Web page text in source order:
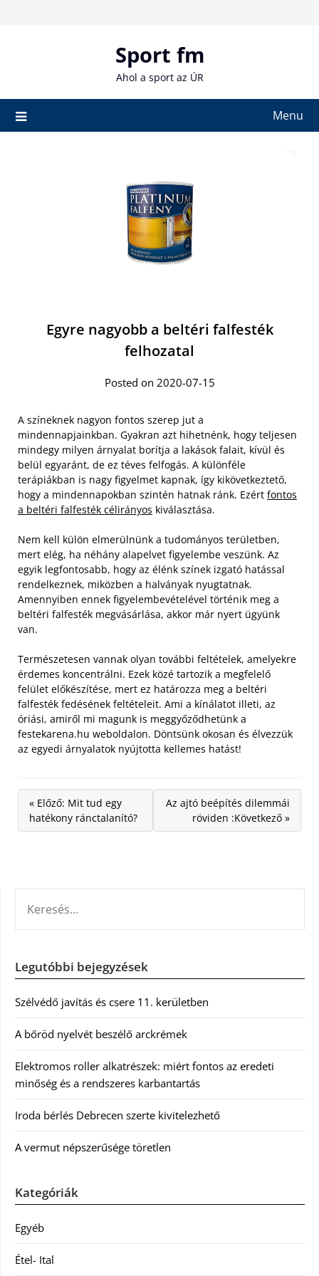
Sport fm
Ahol a sport az ÚR
Menu
Egyre nagyobb a beltéri falfesték
felhozatal
Posted on 2020-07-15
A színeknek nagyon fontos szerep jut a
mindennapjainkban. Gyakran azt hihetnénk, hogy teljesen
mindegy milyen árnyalat borítja a lakások falait, kívül és
belül egyaránt, de ez téves felfogás. A különféle
terápiákban is nagy figyelmet kapnak, így kikövetkeztető,
hogy a mindennapokban szintén hatnak ránk. Ezért fontos
a beltéri falfesték célirányos kiválasztása.
Nem kell külön elmerülnünk a tudományos területben,
mert elég, ha néhány alapelvet figyelembe veszünk. Az
egyik legfontosabb, hogy az élénk színek izgató hatással
rendelkeznek, miközben a halványak nyugtatnak.
Amennyiben ennek figyelembevételével történik meg a
beltéri falfesték megvásárlása, akkor már nyert ügyünk
van.
Természetesen vannak olyan további feltételek, amelyekre
érdemes koncentrálni. Ezek közé tartozik a megfelelő
felület előkészítése, mert ez határozza meg a beltéri
falfesték fedésének feltételeit. Ami a kínálatot illeti, az
óriási, amiről mi magunk is meggyőződhetünk a
festekarena.hu weboldalon. Döntsünk okosan és élvezzük
az egyedi árnyalatok nyújtotta kellemes hatást!
« Előző: Mit tud egy
hatékony ránctalanító?
Az ajtó beépítés dilemmái
röviden :Következő »
Legutóbbi bejegyzések
Szélvédő javítás és csere 11. kerületben
A bőröd nyelvét beszélő arckrémek
Elektromos roller alkatrészek: miért fontos az eredeti
minőség és a rendszeres karbantartás
Iroda bérlés Debrecen szerte kivitelezhető
A vermut népszerűsége töretlen
Kategóriák
Egyéb
Étel- Ital